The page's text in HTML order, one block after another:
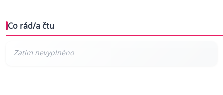
Co rád/a čtu